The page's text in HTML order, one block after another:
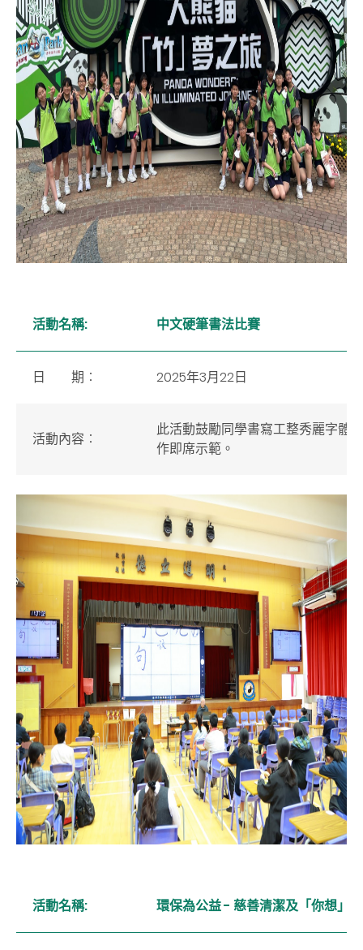
活動名稱: 中文硬筆書法比賽
日 期︰ 2025年3月22日
活動內容︰
此活動鼓勵同學書寫工整秀麗字體
作即席示範。
活動名稱: 環保為公益 - 慈善清潔及「你想」